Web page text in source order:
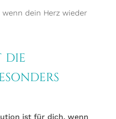
wenn dein Herz wieder
ist für dich, wenn